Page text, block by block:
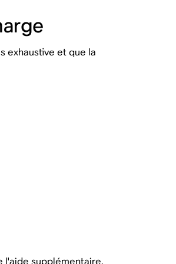
exhaustive et que la
l'aide supplémentaire.